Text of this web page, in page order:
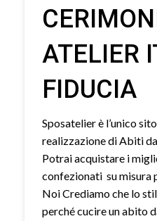
ATELIER
FIDUCIA
Sposatelier è l’unico
realizzazione di Abiti
Potrai acquistare i
confezionati su misura
Noi Crediamo che lo
perché cucire un abito